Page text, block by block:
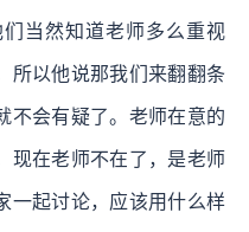
当然知道老师多么重视
所以他说那我们来翻翻条
不会有疑了。老师在意的
现在老师不在了，是老师
一起讨论，应该用什么样